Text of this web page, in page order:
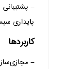
– پشتیبانی
پایداری
کاربردها
–